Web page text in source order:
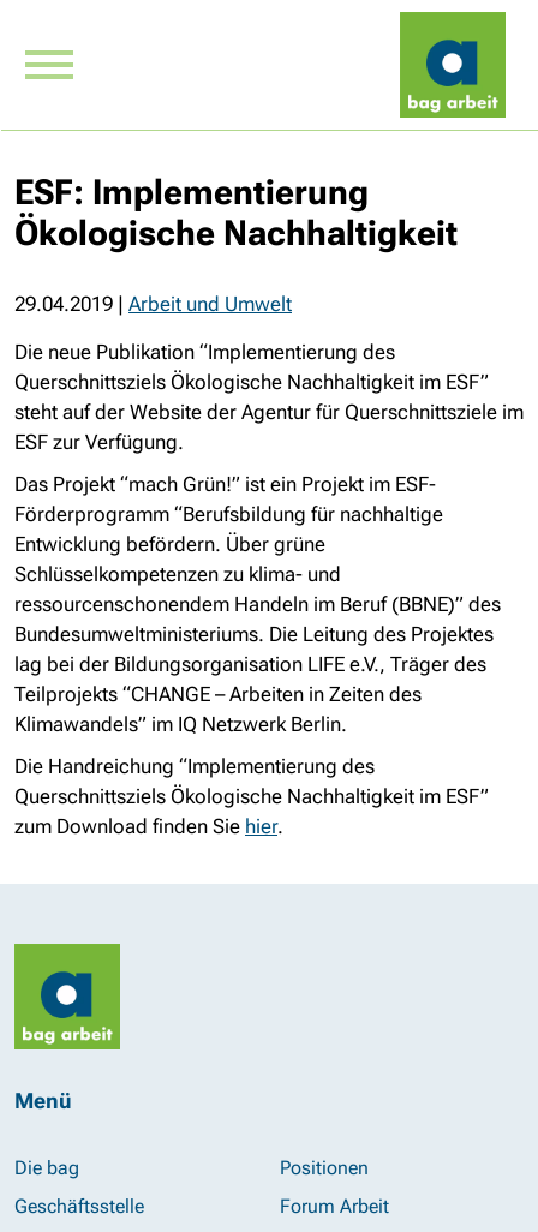
ESF: Implementierung
Ökologische Nachhaltigkeit
29.04.2019 | Arbeit und Umwelt
Die neue Publikation “Implementierung des
Querschnittsziels Ökologische Nachhaltigkeit im ESF”
steht auf der Website der Agentur für Querschnittsziele im
ESF zur Verfügung.
Das Projekt “mach Grün!” ist ein Projekt im ESF-
Förderprogramm “Berufsbildung für nachhaltige
Entwicklung befördern. Über grüne
Schlüsselkompetenzen zu klima- und
ressourcenschonendem Handeln im Beruf (BBNE)” des
Bundesumweltministeriums. Die Leitung des Projektes
lag bei der Bildungsorganisation LIFE e.V., Träger des
Teilprojekts “CHANGE – Arbeiten in Zeiten des
Klimawandels” im IQ Netzwerk Berlin.
Die Handreichung “Implementierung des
Querschnittsziels Ökologische Nachhaltigkeit im ESF”
zum Download finden Sie hier.
Menü
Die bag
Geschäftsstelle
Positionen
Forum Arbeit